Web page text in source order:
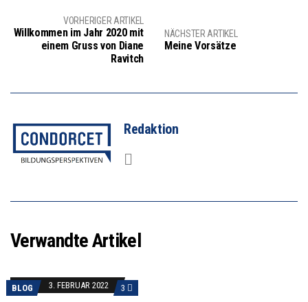
VORHERIGER ARTIKEL
Willkommen im Jahr 2020 mit
einem Gruss von Diane
Ravitch
NÄCHSTER ARTIKEL
Meine Vorsätze
Redaktion
Verwandte Artikel
BLOG 3. FEBRUAR 2022 3